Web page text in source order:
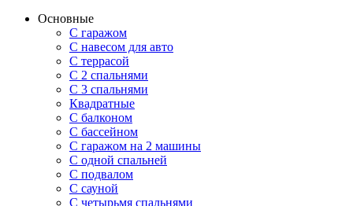
Основные
С гаражом
С навесом для авто
С террасой
С 2 спальнями
С 3 спальнями
Квадратные
С балконом
С бассейном
С гаражом на 2 машины
С одной спальней
С подвалом
С сауной
С четырьмя спальнями